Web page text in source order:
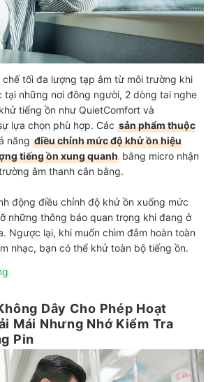
chế tối đa lượng tạp âm từ môi trường khi
tại những nơi đông người, 2 dòng tai nghe
tiếng ồn như QuietComfort và
lựa chọn phù hợp. Các sản phẩm thuộc
năng điều chỉnh mức độ khử ồn hiệu
tiếng ồn xung quanh bằng micro nhận
âm thanh cân bằng.
động điều chỉnh độ khử ồn xuống mức
những thông báo quan trọng khi đang ở
Ngược lại, khi muốn chìm đắm hoàn toàn
nhạc, bạn có thể khử toàn bộ tiếng ồn.
Dây Cho Phép Hoạt
Mái Nhưng Nhớ Kiểm Tra
Pin